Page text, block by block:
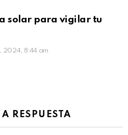
solar para vigilar tu
2024, 8:44 am
RESPUESTA